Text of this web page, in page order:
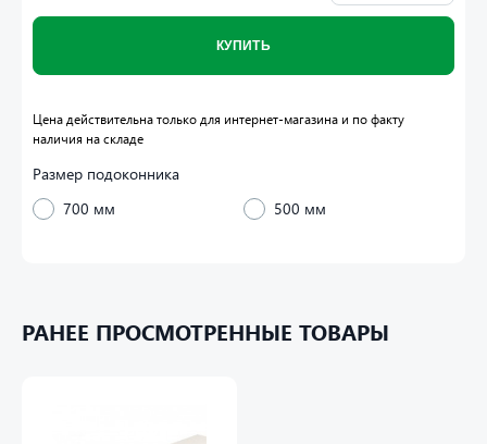
КУПИТЬ
Размер подоконника
700 мм
500 мм
Цена действительна только для интернет-магазина и по факту
наличия на складе
множество глянцевых и матовых оттенков.Качественный и
тоже можно.Поверхность подоконника ламинированная
РАНЕЕ ПРОСМОТРЕННЫЕ ТОВАРЫ